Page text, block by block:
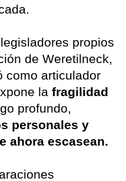
propios
de Weretilneck,
como articulador
la fragilidad
profundo,
personales y
ahora escasean.